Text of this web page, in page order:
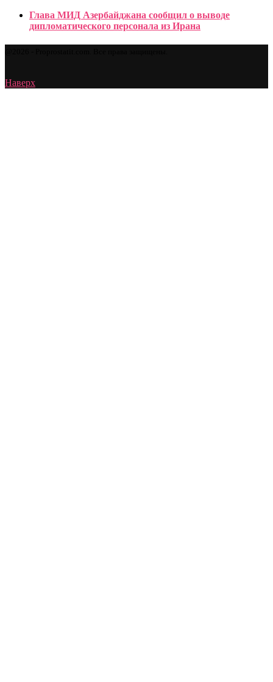
Глава МИД Азербайджана сообщил о выводе
дипломатического персонала из Ирана
Наверх